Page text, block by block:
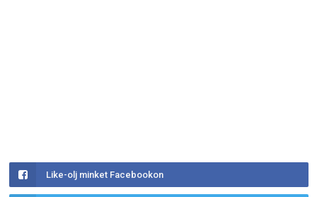
Like-olj minket Facebookon